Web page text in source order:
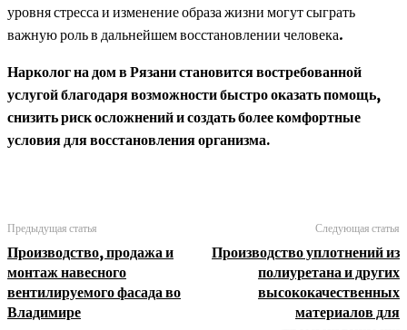
уровня стресса и изменение образа жизни могут сыграть
важную роль в дальнейшем восстановлении человека.
Нарколог на дом в Рязани становится востребованной
услугой благодаря возможности быстро оказать помощь,
снизить риск осложнений и создать более комфортные
условия для восстановления организма.
Предыдущая статья
Производство, продажа и
монтаж навесного
вентилируемого фасада во
Владимире
Следующая статья
Производство уплотнений из
полиуретана и других
высококачественных
материалов для